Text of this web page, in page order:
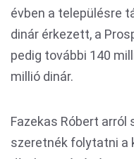
évben a településre
dinár érkezett, a
pedig további 140
millió dinár.
Fazekas Róbert arról
szeretnék folytatni a